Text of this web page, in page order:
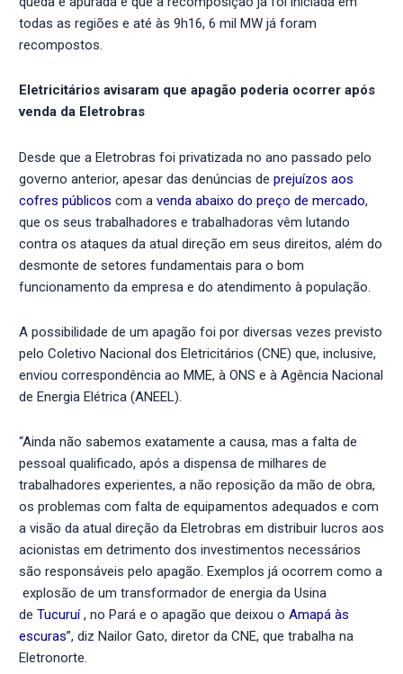
todas as regiões e até às 9h16, 6 mil MW já foram
recompostos.
Eletricitários avisaram que apagão poderia ocorrer após
venda da Eletrobras
Desde que a Eletrobras foi privatizada no ano passado pelo
governo anterior, apesar das denúncias de prejuízos aos
cofres públicos com a venda abaixo do preço de mercado,
que os seus trabalhadores e trabalhadoras vêm lutando
contra os ataques da atual direção em seus direitos, além do
desmonte de setores fundamentais para o bom
funcionamento da empresa e do atendimento à população.
A possibilidade de um apagão foi por diversas vezes previsto
pelo Coletivo Nacional dos Eletricitários (CNE) que, inclusive,
enviou correspondência ao MME, à ONS e à Agência Nacional
de Energia Elétrica (ANEEL).
“Ainda não sabemos exatamente a causa, mas a falta de
pessoal qualificado, após a dispensa de milhares de
trabalhadores experientes, a não reposição da mão de obra,
os problemas com falta de equipamentos adequados e com
a visão da atual direção da Eletrobras em distribuir lucros aos
acionistas em detrimento dos investimentos necessários
são responsáveis pelo apagão. Exemplos já ocorrem como a
explosão de um transformador de energia da Usina
de Tucuruí, no Pará e o apagão que deixou o Amapá às
escuras”, diz Nailor Gato, diretor da CNE, que trabalha na
Eletronorte.